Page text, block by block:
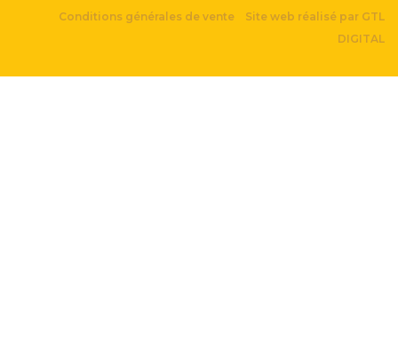
Conditions générales de vente
Site web réalisé par GTL
DIGITAL